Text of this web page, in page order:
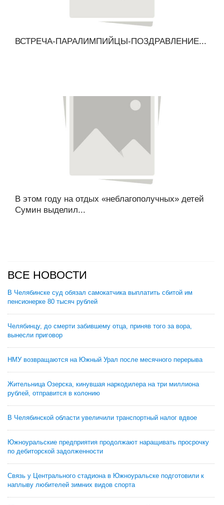
ВСТРЕЧА-ПАРАЛИМПИЙЦЫ-ПОЗДРАВЛЕНИЕ...
В этом году на отдых «неблагополучных» детей
Сумин выделил...
ВСЕ НОВОСТИ
В Челябинске суд обязал самокатчика выплатить сбитой им
пенсионерке 80 тысяч рублей
Челябинцу, до смерти забившему отца, приняв того за вора,
вынесли приговор
НМУ возвращаются на Южный Урал после месячного перерыва
Жительница Озерска, кинувшая наркодилера на три миллиона
рублей, отправится в колонию
В Челябинской области увеличили транспортный налог вдвое
Южноуральские предприятия продолжают наращивать просрочку
по дебиторской задолженности
Связь у Центрального стадиона в Южноуральске подготовили к
наплыву любителей зимних видов спорта